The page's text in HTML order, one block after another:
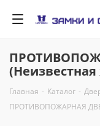
Главная - Каталог -
ПРОТИВОПОЖАРНАЯ